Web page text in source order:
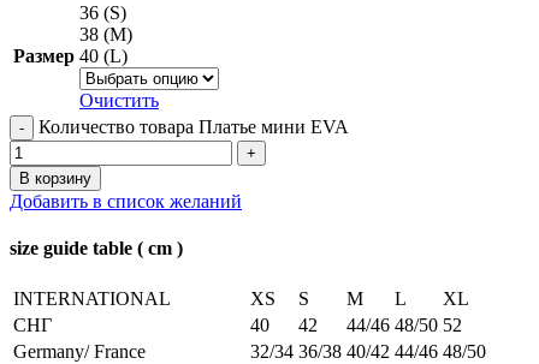
Размер
36 (S)
38 (M)
40 (L)
Очистить
Количество товара Платье мини EVA
В корзину
Добавить в список желаний
size guide table ( cm )
INTERNATIONAL XS S M L
XL
СНГ
40 42 44/46 48/50 52
Germany/ France
32/34 36/38 40/42 44/46 48/50